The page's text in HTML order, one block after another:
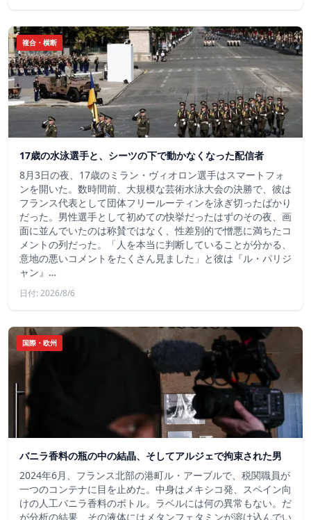
複合・横断
17歳の水泳選手と、シーツの下で動かなくなった配信者
8月3日の夜、17歳のミラン・ヴィオロン選手はスマートフォ
ンを開いた。数時間前、大規模な芸術水泳大会の決勝で、彼は
フランス代表として団体フリールーティンを泳ぎ切ったばかり
だった。男性選手として初めての快挙だったはずのその夜、画
面に並んでいたのは称賛ではなく、性差別的で憎悪に満ちたコ
メントの列だった。「人を本当に判断していることが分かる、
意地の悪いコメントをたくさん見ました」と彼は『ル・パリジ
ャン』…
日付: 2026/8/6
国際・欧州
バニラ香料の瓶の中の結晶、そしてアルジェで拘束された男
2024年6月、フランス北部の港町ル・アーブルで、税関職員が
一つのコンテナに目を止めた。中身はメキシコ発、スペイン向
けの人工バニラ香料のボトル。ラベルには何の異常もない。だ
が分析の結果、その液体にはメタンフェタミンが溶け込んでい